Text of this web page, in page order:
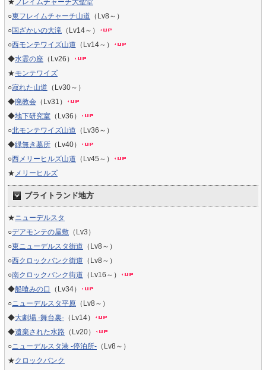
★ フレイムチャーチ大聖堂
○東フレイムチャーチ山道 （Lv8～）
○国ざかいの大滝 （Lv14～）
○西モンテワイズ山道 （Lv14～）
◆水霊の座 （Lv26）
★モンテワイズ
○寂れた山道 （Lv30～）
◆廃教会 （Lv31）
◆地下研究室 （Lv36）
○北モンテワイズ山道 （Lv36～）
◆緑無き墓所 （Lv40）
○西メリーヒルズ山道 （Lv45～）
★ メリーヒルズ
ブライトランド地方
★ニューデルスタ
○デアモンテの屋敷 （Lv3）
○東ニューデルスタ街道 （Lv8～）
○西クロックバンク街道 （Lv8～）
○南クロックバンク街道 （Lv16～）
◆船喰みの口
（Lv34）
○ニューデルスタ平原 （Lv8～）
◆大劇場 -舞台裏- （Lv14）
◆遺棄された水路 （Lv20）
○ニューデルスタ港 -停泊所- （Lv8～）
★クロックバンク